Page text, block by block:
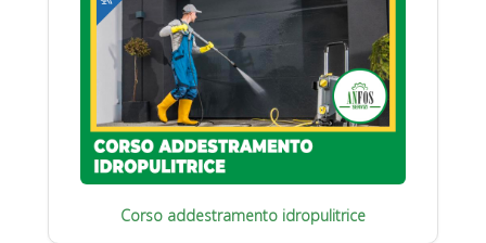
Corso addestramento idropulitrice